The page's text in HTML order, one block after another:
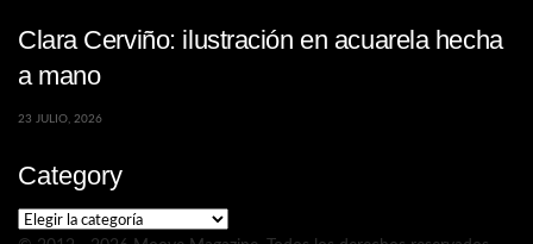
Clara Cerviño: ilustración en acuarela hecha
a mano
23 JULIO, 2026
Category
Category